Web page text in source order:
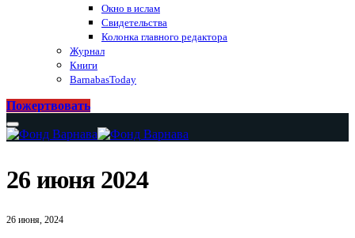
Окно в ислам
Свидетельства
Колонка главного редактора
Журнал
Книги
BarnabasToday
Пожертвовать
26 июня 2024
26 июня, 2024